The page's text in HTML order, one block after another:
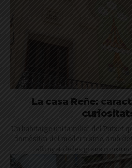
La casa Reñe:
Un habitatge unifamiliar del Putxet
domèstica del modernisme, amb
allunyat de les grans